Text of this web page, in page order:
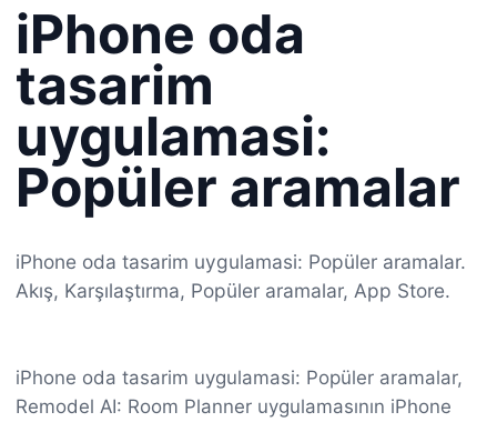
iPhone oda
tasarim
uygulamasi:
Popüler aramalar
iPhone oda tasarim uygulamasi: Popüler aramalar.
Akış, Karşılaştırma, Popüler aramalar, App Store.
iPhone oda tasarim uygulamasi: Popüler aramalar,
Remodel AI: Room Planner uygulamasının iPhone